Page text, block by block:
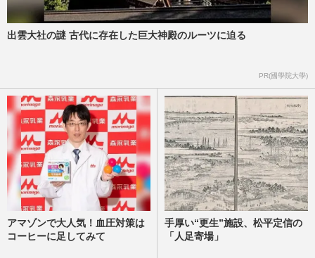
出雲大社の謎 古代に存在した巨大神殿のルーツに迫る
PR(國學院大學)
アマゾンで大人気！血圧対策は
コーヒーに足してみて
手厚い“更生”施設、松平定信の
「人足寄場」